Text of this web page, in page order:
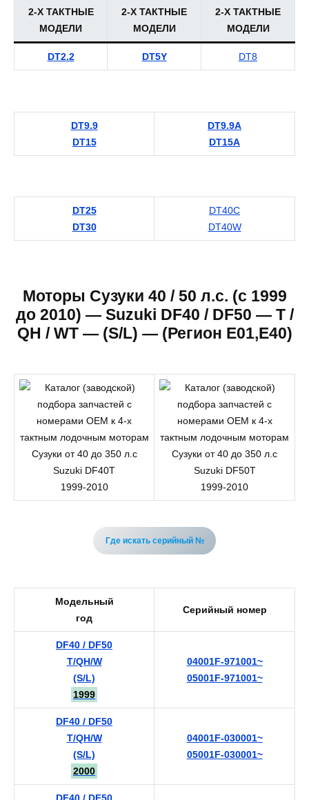
2-Х ТАКТНЫЕ
МОДЕЛИ
2-Х ТАКТНЫЕ
МОДЕЛИ
2-Х ТАКТНЫЕ
МОДЕЛИ
DT2.2 DT5Y DT8
DT9.9
DT15
DT9.9A
DT15A
DT25
DT30
DT40C
DT40W
Моторы Сузуки 40 / 50 л.с. (c 1999
до 2010) — Suzuki DF40 / DF50 — T /
QH / WT — (S/L) — (Регион E01,E40)
Suzuki DF40T
1999-2010
Suzuki DF50T
1999-2010
Где искать серийный №
Модельный
год
Серийный номер
DF40 / DF50
T/QH/W
(S/L)
1999
04001F-971001~
05001F-971001~
DF40 / DF50
T/QH/W
(S/L)
2000
04001F-030001~
05001F-030001~